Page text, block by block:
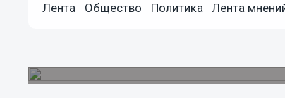
Лента Общество Политика Лента
Семь человек пострадали